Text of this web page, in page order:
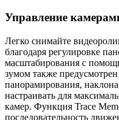
Управление
Легко снимайте
благодаря регулировке
масштабирования с
зумом также
панорамирования,
настраивать для
камер. Функция Trace
последовательность